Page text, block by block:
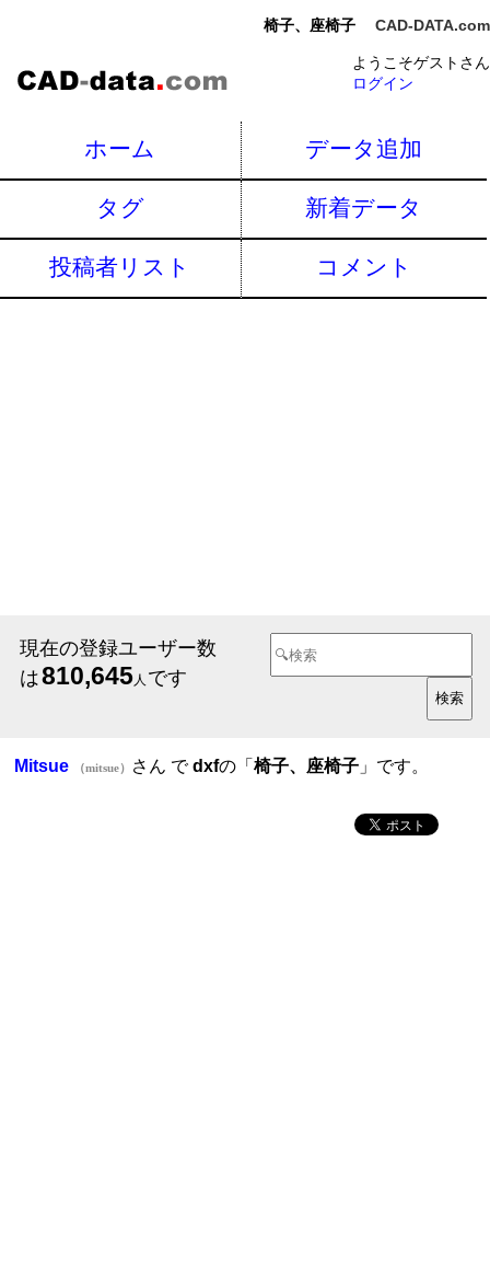
椅子、座椅子 CAD-DATA.com
ようこそゲストさん
ログイン
ホーム データ追加
タグ 新着データ
投稿者リスト コメント
現在の登録ユーザー数
は810,645人 です
Mitsue （mitsue） さん でdxfの「椅子、座椅子 」です。